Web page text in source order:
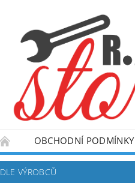
OBCHODNÍ PODMÍNKY
DLE VÝROBCŮ